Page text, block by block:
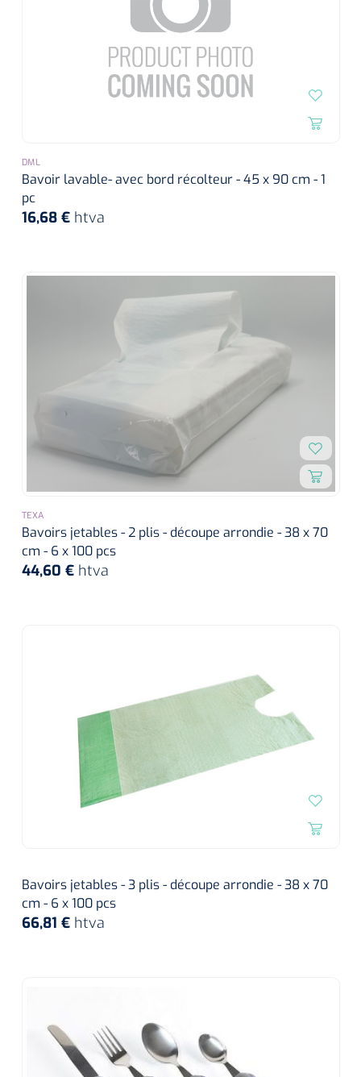
DML
Bavoir lavable- avec bord récolteur - 45 x 90 cm - 1
pc
16,68 € htva
TEXA
Bavoirs jetables - 2 plis - découpe arrondie - 38 x 70
cm - 6 x 100 pcs
44,60 € htva
Bavoirs jetables - 3 plis - découpe arrondie - 38 x 70
cm - 6 x 100 pcs
66,81 € htva